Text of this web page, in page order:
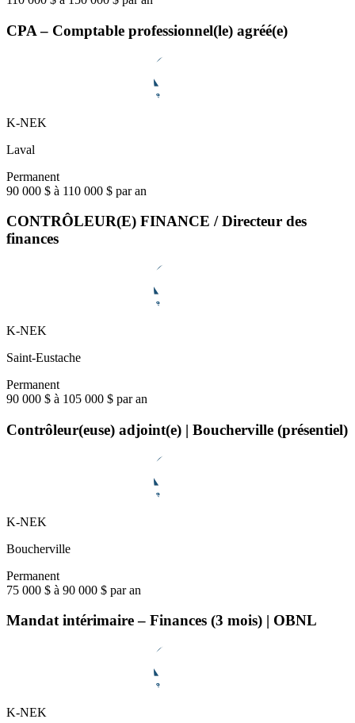
CPA – Comptable professionnel(le) agréé(e)
K-NEK
Laval
Permanent
90 000 $ à 110 000 $ par an
CONTRÔLEUR(E) FINANCE / Directeur des
finances
K-NEK
Saint-Eustache
Permanent
90 000 $ à 105 000 $ par an
Contrôleur(euse) adjoint(e) | Boucherville (présentiel)
K-NEK
Boucherville
Permanent
75 000 $ à 90 000 $ par an
Mandat intérimaire – Finances (3 mois) | OBNL
K-NEK